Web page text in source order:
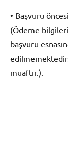
• Başvuru
(Ödeme
başvuru
muaftır.).